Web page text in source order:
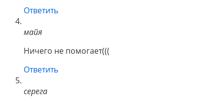
Ответить
майя
Ничего не помогает(((
Ответить
серега